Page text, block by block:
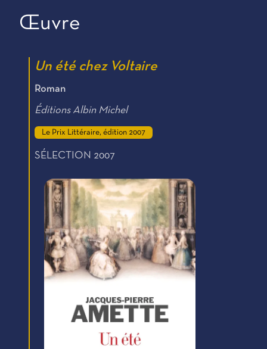
Œuvre
Un été chez Voltaire
Roman
Éditions Albin Michel
Le Prix Littéraire, édition 2007
SÉLECTION 2007